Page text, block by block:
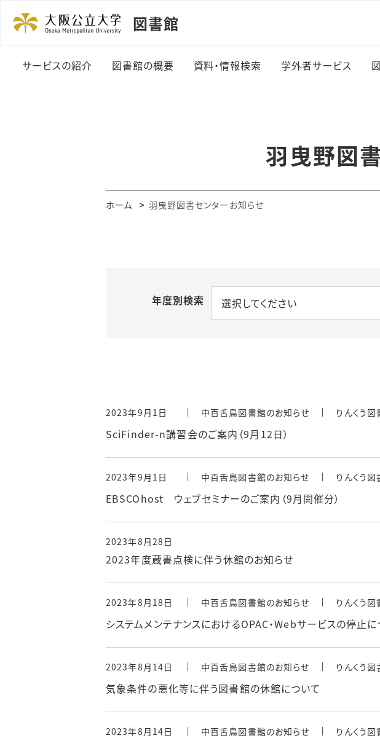
図書館
サービスの紹介
（初年次ゼミナール）
図書館の概要
沿革
資料・情報検索
OPAC・Web上でのサー
情報検索ポータル
リモートアクセス
学外者サービス
羽曳野図
ホーム 羽曳野図書センターお知らせ
年度別検索 選択してください
2023年9月1日 中百舌鳥図書館のお知らせ りんくう
SciFinder-n講習会のご案内（9月12日）
2023年9月1日 中百舌鳥図書館のお知らせ りんくう
EBSCOhost ウェブセミナーのご案内（9月開催分）
2023年8月28日
2023年度蔵書点検に伴う休館のお知らせ
2023年8月18日 中百舌鳥図書館のお知らせ りんくう
システムメンテナンスにおけるOPAC・Webサービスの停止に
2023年8月14日 中百舌鳥図書館のお知らせ りんくう
気象条件の悪化等に伴う図書館の休館について
2023年8月14日 中百舌鳥図書館のお知らせ りんくう